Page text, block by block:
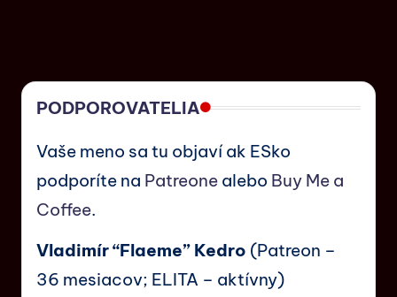
PODPOROVATELIA
Vaše meno sa tu objaví ak ESko
podporíte na Patreone alebo Buy Me a
Coffee.
Vladimír “Flaeme” Kedro (Patreon –
36 mesiacov; ELITA – aktívny)